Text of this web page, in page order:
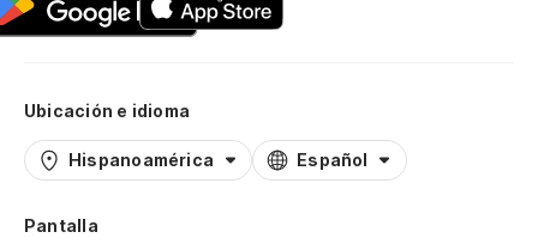
Ubicación e idioma
Hispanoamérica Español
Pantalla